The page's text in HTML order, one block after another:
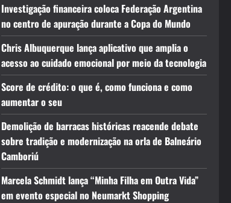
Investigação financeira coloca Federação Argentina
no centro de apuração durante a Copa do Mundo
Chris Albuquerque lança aplicativo que amplia o
acesso ao cuidado emocional por meio da tecnologia
Score de crédito: o que é, como funciona e como
aumentar o seu
Demolição de barracas históricas reacende debate
sobre tradição e modernização na orla de Balneário
Camboriú
Marcela Schmidt lança “Minha Filha em Outra Vida”
em evento especial no Neumarkt Shopping